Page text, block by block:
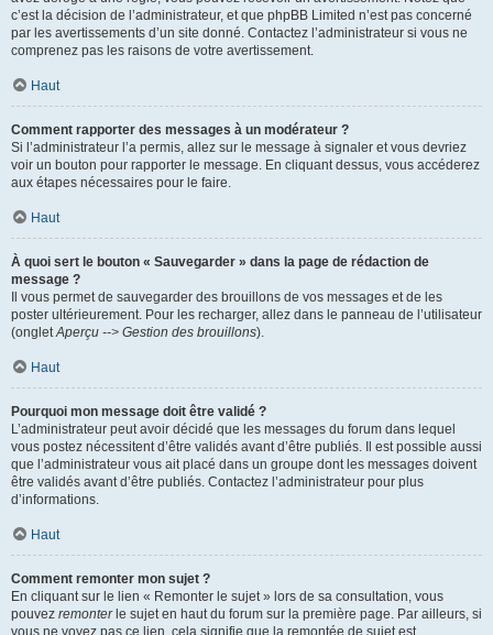
c’est la décision de l’administrateur, et que phpBB Limited n’est pas concerné
par les avertissements d’un site donné. Contactez l’administrateur si vous ne
comprenez pas les raisons de votre avertissement.
Haut
Comment rapporter des messages à un modérateur ?
Si l’administrateur l’a permis, allez sur le message à signaler et vous devriez
voir un bouton pour rapporter le message. En cliquant dessus, vous accéderez
aux étapes nécessaires pour le faire.
Haut
À quoi sert le bouton « Sauvegarder » dans la page de rédaction de
message ?
Il vous permet de sauvegarder des brouillons de vos messages et de les
poster ultérieurement. Pour les recharger, allez dans le panneau de l’utilisateur
(ongletAperçu --> Gestion des brouillons).
Haut
Pourquoi mon message doit être validé ?
L’administrateur peut avoir décidé que les messages du forum dans lequel
vous postez nécessitent d’être validés avant d’être publiés. Il est possible aussi
que l’administrateur vous ait placé dans un groupe dont les messages doivent
être validés avant d’être publiés. Contactez l’administrateur pour plus
d’informations.
Haut
Comment remonter mon sujet ?
En cliquant sur le lien « Remonter le sujet » lors de sa consultation, vous
pouvez remonterle sujet en haut du forum sur la première page. Par ailleurs, si
vous ne voyez pas ce lien, cela signifie que la remontée de sujet est